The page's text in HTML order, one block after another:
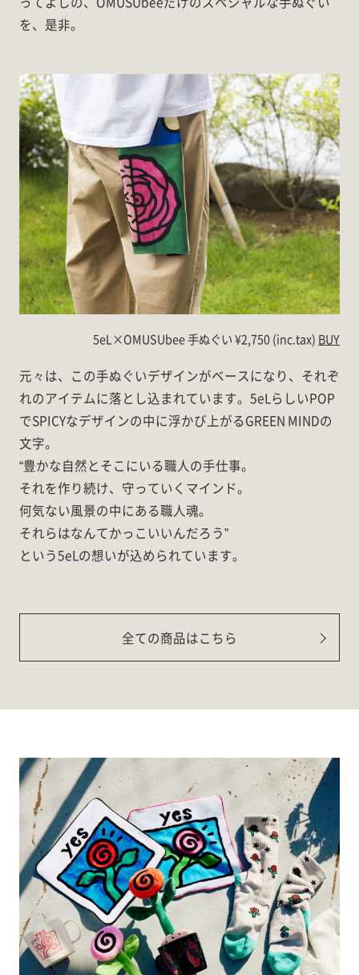
を、是非。
5eL×OMUSUbee 手ぬぐい ¥2,750 (inc.tax) BUY
元々は、この手ぬぐいデザインがベースになり、それぞ
れのアイテムに落とし込まれています。5eLらしいPOP
でSPICYなデザインの中に浮かび上がるGREEN MINDの
文字。
“豊かな自然とそこにいる職人の手仕事。
それを作り続け、守っていくマインド。
何気ない風景の中にある職人魂。
それらはなんてかっこいいんだろう”
という5eLの想いが込められています。
全ての商品はこちら